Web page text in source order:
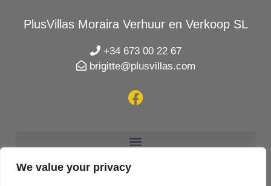
We value your privacy
PlusVillas Moraira Verhuur en Verkoop SL
+34 673 00 22 67
brigitte@plusvillas.com